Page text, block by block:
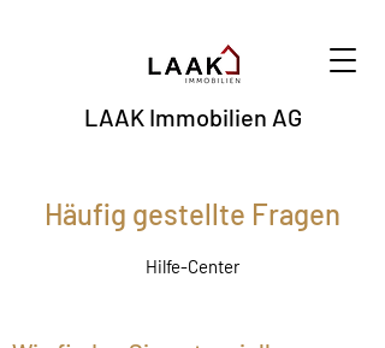
LAAK Immobilien AG
Häufig gestellte Fragen
Hilfe-Center